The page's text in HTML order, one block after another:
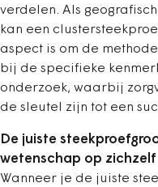
verdelen. Als
kan een
aspect is om de
bij de specifieke
onderzoek, waarbij
de sleutel zijn tot een
De juiste
wetenschap op zichzelf
Wanneer je de juiste